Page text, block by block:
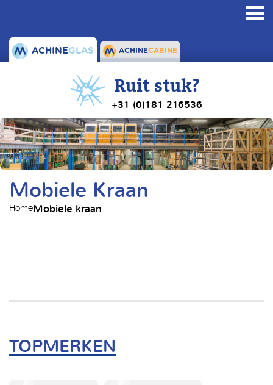
ACHINEGLAS ACHINECABINE
Ruit stuk?
+31 (0)181 216536
Mobiele Kraan
HomeMobiele kraan
TOPMERKEN